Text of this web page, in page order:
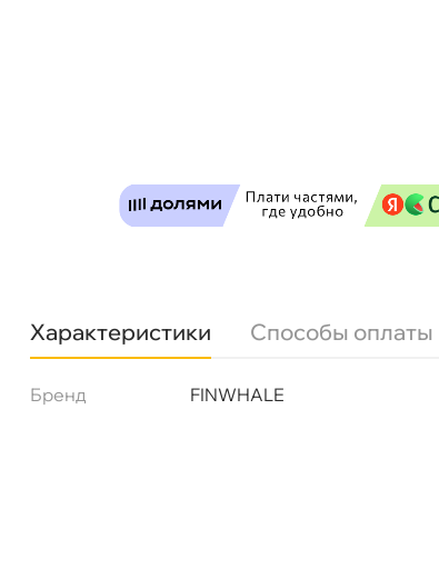
Характеристики Способы оплаты
Бренд FINWHALE
Самовывоз
ул. Салова, д. 30